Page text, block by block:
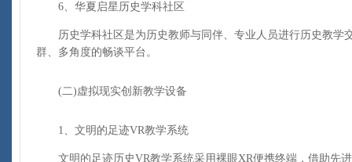
6、华夏启星历史学科社区
历史学科社区是为历史教师与同伴、专业人员进行历史教学
群、多角度的畅谈平台。
(二)虚拟现实创新教学设备
1、文明的足迹VR教学系统
文明的足迹历史VR教学系统采用裸眼XR便携终端，借助先